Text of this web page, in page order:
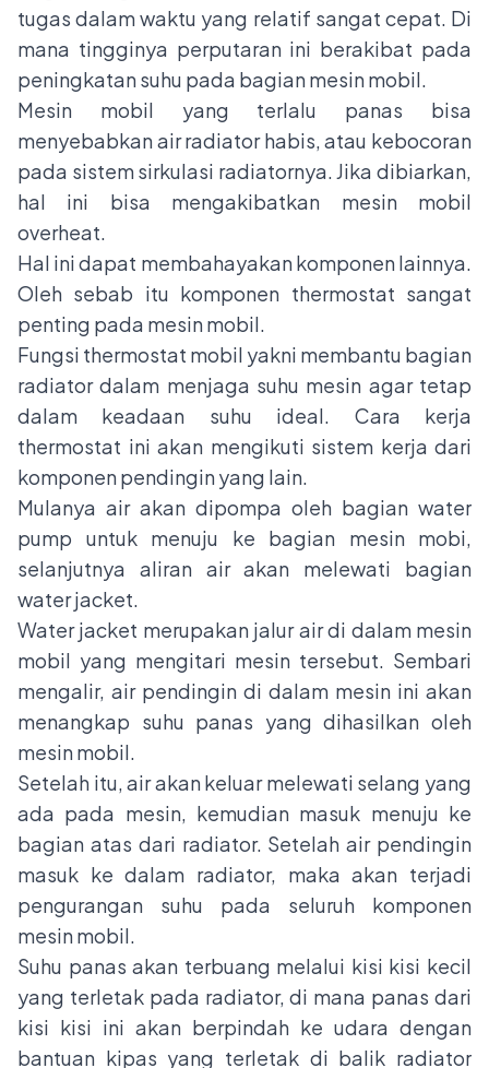
tugas dalam waktu yang relatif sangat cepat. Di
mana tingginya perputaran ini berakibat pada
peningkatan suhu pada bagian mesin mobil.
Mesin mobil yang terlalu panas bisa
menyebabkan air radiator habis, atau kebocoran
pada sistem sirkulasi radiatornya. Jika dibiarkan,
hal ini bisa mengakibatkan mesin mobil
overheat.
Hal ini dapat membahayakan komponen lainnya.
Oleh sebab itu komponen thermostat sangat
penting pada mesin mobil.
Fungsi thermostat mobil yakni membantu bagian
radiator dalam menjaga suhu mesin agar tetap
dalam keadaan suhu ideal. Cara kerja
thermostat ini akan mengikuti sistem kerja dari
komponen pendingin yang lain.
Mulanya air akan dipompa oleh bagian water
pump untuk menuju ke bagian mesin mobi,
selanjutnya aliran air akan melewati bagian
water jacket.
Water jacket merupakan jalur air di dalam mesin
mobil yang mengitari mesin tersebut. Sembari
mengalir, air pendingin di dalam mesin ini akan
menangkap suhu panas yang dihasilkan oleh
mesin mobil.
Setelah itu, air akan keluar melewati selang yang
ada pada mesin, kemudian masuk menuju ke
bagian atas dari radiator. Setelah air pendingin
masuk ke dalam radiator, maka akan terjadi
pengurangan suhu pada seluruh komponen
mesin mobil.
Suhu panas akan terbuang melalui kisi kisi kecil
yang terletak pada radiator, di mana panas dari
kisi kisi ini akan berpindah ke udara dengan
bantuan kipas yang terletak di balik radiator